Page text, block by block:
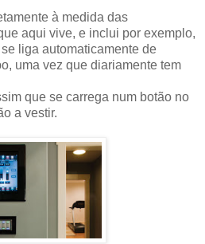
à medida das
aqui vive, e inclui por exemplo,
liga automaticamente de
uma vez que diariamente tem
que se carrega num botão no
a vestir.